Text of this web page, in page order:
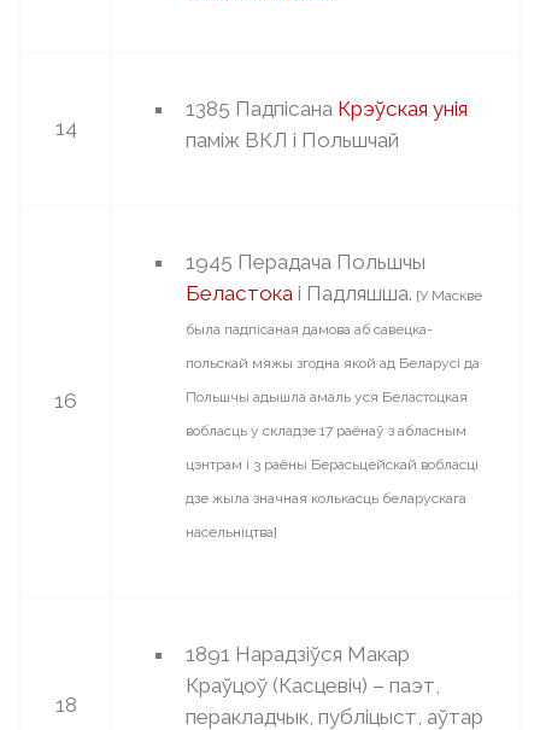
14
1385 Падпісана Крэўская унія
паміж ВКЛ і Польшчай
16
1945 Перадача Польшчы
Беластока і Падляшша. [У Маскве
была падпісаная дамова аб савецка-
польскай мяжы згодна якой ад Беларусі да
Польшчы адышла амаль уся Беластоцкая
вобласць у складзе 17 раёнаў з абласным
цэнтрам і 3 раёны Берасьцейскай вобласці
дзе жыла значная колькасць беларускага
насельніцтва]
18
1891 Нарадзіўся Макар
Краўцоў (Касцевіч) – паэт,
перакладчык, публіцыст, аўтар